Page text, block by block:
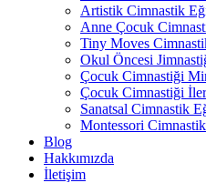
Artistik Cimnastik
Anne Çocuk
Tiny Moves
Okul Öncesi
Çocuk Cimnastiği
Çocuk Cimnastiği
Sanatsal Cimnastik
Montessori
Blog
Hakkımızda
İletişim